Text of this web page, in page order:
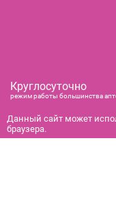
Круглосуточно
режим работы большинства
+7 (812) 292-00-00
справочная служба с 9:00 до
Данный сайт может
браузера.